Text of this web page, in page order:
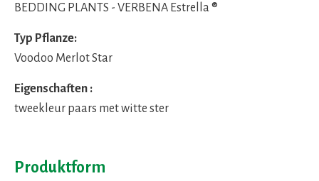
BEDDING PLANTS - VERBENA Estrella ®
Typ Pflanze:
Voodoo Merlot Star
Eigenschaften :
tweekleur paars met witte ster
Produktform